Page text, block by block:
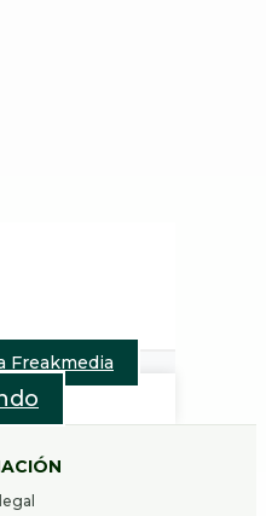
Freakmedia